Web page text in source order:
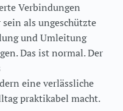
Verbindungen
als ungeschützte
und Umleitung
Das ist normal. Der
eine verlässliche
praktikabel macht.